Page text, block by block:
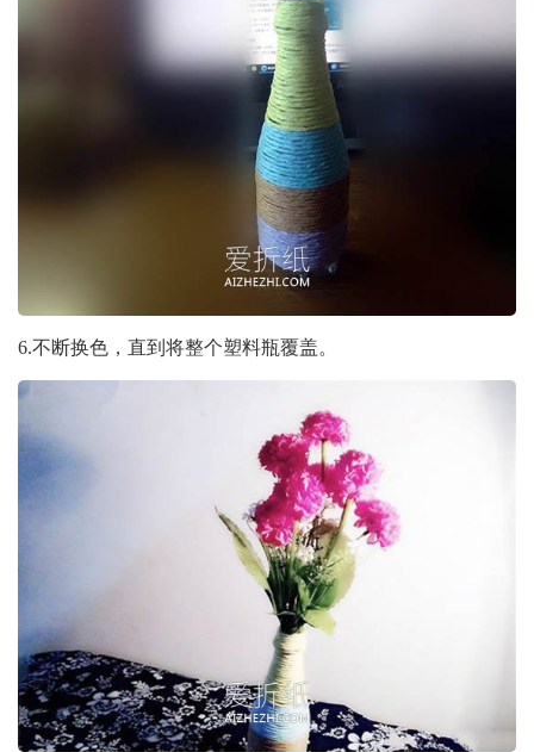
6.不断换色，直到将整个塑料瓶覆盖。